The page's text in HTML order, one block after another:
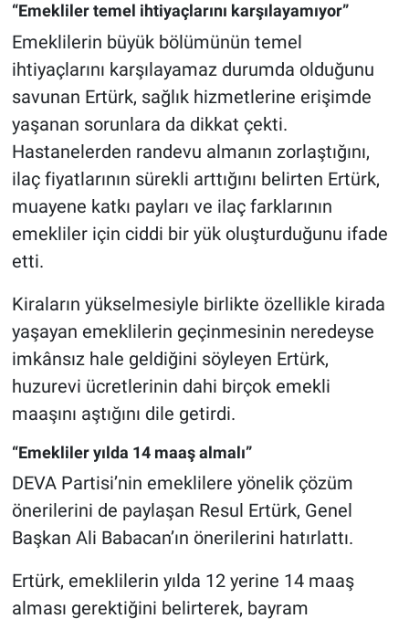
“Emekliler temel ihtiyaçlarını karşılayamıyor”
Emeklilerin büyük bölümünün temel
ihtiyaçlarını karşılayamaz durumda olduğunu
savunan Ertürk, sağlık hizmetlerine erişimde
yaşanan sorunlara da dikkat çekti.
Hastanelerden randevu almanın zorlaştığını,
ilaç fiyatlarının sürekli arttığını belirten Ertürk,
muayene katkı payları ve ilaç farklarının
emekliler için ciddi bir yük oluşturduğunu ifade
etti.
Kiraların yükselmesiyle birlikte özellikle kirada
yaşayan emeklilerin geçinmesinin neredeyse
imkânsız hale geldiğini söyleyen Ertürk,
huzurevi ücretlerinin dahi birçok emekli
maaşını aştığını dile getirdi.
“Emekliler yılda 14 maaş almalı”
DEVA Partisi’nin emeklilere yönelik çözüm
önerilerini de paylaşan Resul Ertürk, Genel
Başkan Ali Babacan’ın önerilerini hatırlattı.
Ertürk, emeklilerin yılda 12 yerine 14 maaş
alması gerektiğini belirterek, bayram